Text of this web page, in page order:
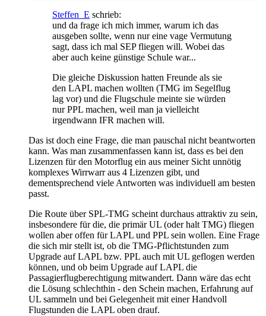
Steffen_E schrieb:
und da frage ich mich immer, warum ich das
ausgeben sollte, wenn nur eine vage Vermutung
sagt, dass ich mal SEP fliegen will. Wobei das
aber auch keine günstige Schule war...
Die gleiche Diskussion hatten Freunde als sie
den LAPL machen wollten (TMG im Segelflug
lag vor) und die Flugschule meinte sie würden
nur PPL machen, weil man ja vielleicht
irgendwann IFR machen will.
Das ist doch eine Frage, die man pauschal nicht beantworten
kann. Was man zusammenfassen kann ist, dass es bei den
Lizenzen für den Motorflug ein aus meiner Sicht unnötig
komplexes Wirrwarr aus 4 Lizenzen gibt, und
dementsprechend viele Antworten was individuell am besten
passt.
Die Route über SPL-TMG scheint durchaus attraktiv zu sein,
insbesondere für die, die primär UL (oder halt TMG) fliegen
wollen aber offen für LAPL und PPL sein wollen. Eine Frage
die sich mir stellt ist, ob die TMG-Pflichtstunden zum
Upgrade auf LAPL bzw. PPL auch mit UL geflogen werden
können, und ob beim Upgrade auf LAPL die
Passagierflugberechtigung mitwandert. Dann wäre das echt
die Lösung schlechthin - den Schein machen, Erfahrung auf
UL sammeln und bei Gelegenheit mit einer Handvoll
Flugstunden die LAPL oben drauf.